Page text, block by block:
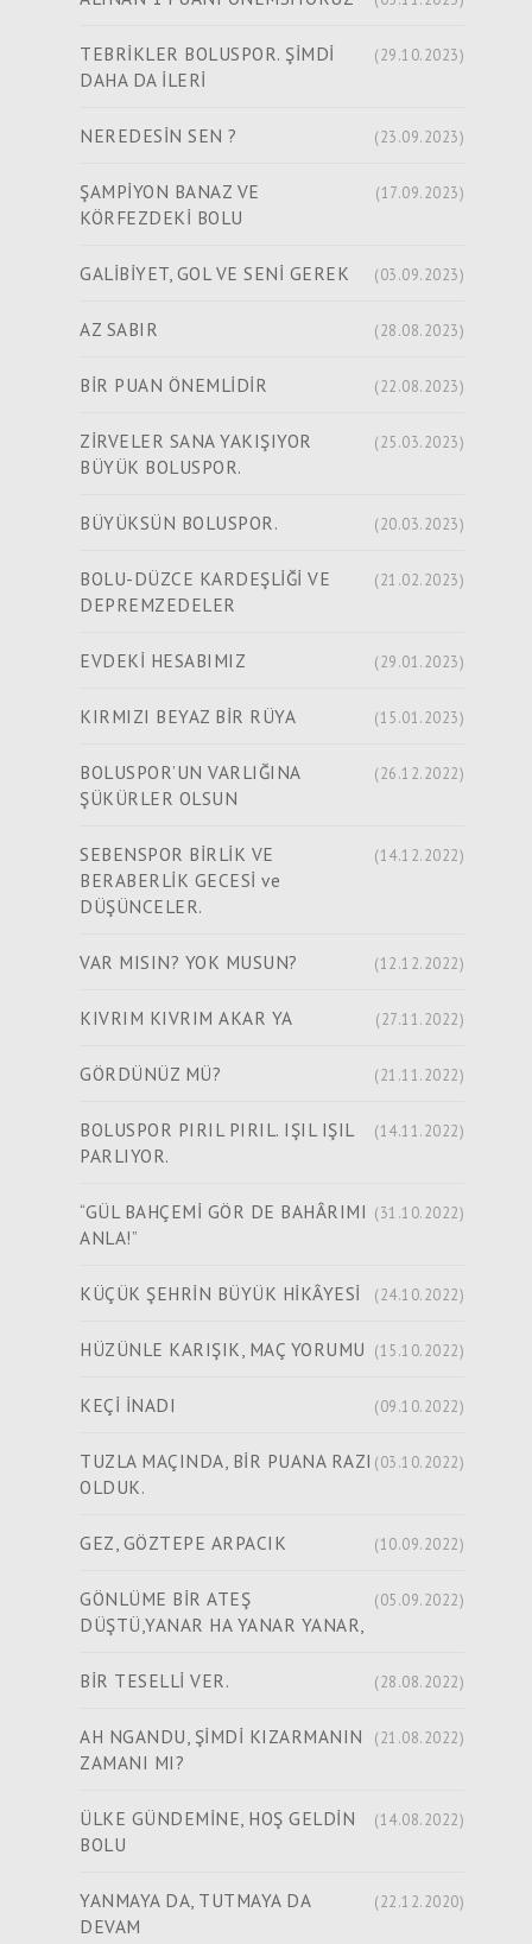
TEBRİKLER BOLUSPOR. ŞİMDİ
DAHA DA İLERİ
(29.10.2023)
NEREDESİN SEN ? (23.09.2023)
ŞAMPİYON BANAZ VE
KÖRFEZDEKİ BOLU
(17.09.2023)
GALİBİYET, GOL VE SENİ GEREK (03.09.2023)
AZ SABIR (28.08.2023)
BİR PUAN ÖNEMLİDİR (22.08.2023)
ZİRVELER SANA YAKIŞIYOR
BÜYÜK BOLUSPOR.
(25.03.2023)
BÜYÜKSÜN BOLUSPOR. (20.03.2023)
BOLU-DÜZCE KARDEŞLİĞİ VE
DEPREMZEDELER
(21.02.2023)
EVDEKİ HESABIMIZ (29.01.2023)
KIRMIZI BEYAZ BİR RÜYA (15.01.2023)
BOLUSPOR’UN VARLIĞINA
ŞÜKÜRLER OLSUN
(26.12.2022)
SEBENSPOR BİRLİK VE
BERABERLİK GECESİ ve
DÜŞÜNCELER.
(14.12.2022)
VAR MISIN? YOK MUSUN? (12.12.2022)
KIVRIM KIVRIM AKAR YA (27.11.2022)
GÖRDÜNÜZ MÜ? (21.11.2022)
BOLUSPOR PIRIL PIRIL. IŞIL IŞIL
PARLIYOR.
(14.11.2022)
“GÜL BAHÇEMİ GÖR DE BAHÂRIMI
ANLA!”
(31.10.2022)
KÜÇÜK ŞEHRİN BÜYÜK HİKÂYESİ (24.10.2022)
HÜZÜNLE KARIŞIK, MAÇ YORUMU (15.10.2022)
KEÇİ İNADI (09.10.2022)
TUZLA MAÇINDA, BİR PUANA RAZI
OLDUK.
(03.10.2022)
GEZ, GÖZTEPE ARPACIK (10.09.2022)
GÖNLÜME BİR ATEŞ
DÜŞTÜ,YANAR HA YANAR YANAR,
(05.09.2022)
BİR TESELLİ VER. (28.08.2022)
AH NGANDU, ŞİMDİ KIZARMANIN
ZAMANI MI?
(21.08.2022)
ÜLKE GÜNDEMİNE, HOŞ GELDİN
BOLU
(14.08.2022)
YANMAYA DA, TUTMAYA DA
DEVAM
(22.12.2020)